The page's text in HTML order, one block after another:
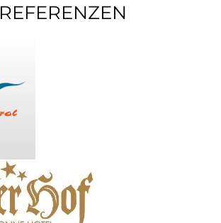
REFERENZEN